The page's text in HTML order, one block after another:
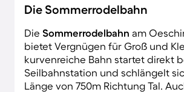
Die Sommerrodelbahn
Die Sommerrodelbahn am
bietet Vergnügen für Groß und
kurvenreiche Bahn startet direkt
Seilbahnstation und schlängelt
Länge von 750m Richtung Tal.